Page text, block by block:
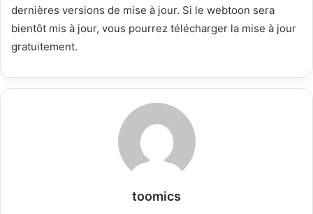
dernières versions de mise à jour. Si le webtoon sera
bientôt mis à jour, vous pourrez télécharger la mise à jour
gratuitement.
toomics